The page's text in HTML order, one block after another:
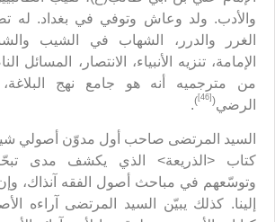
والأدب. ولد وعاش وتوفي في بغداد. له
الغرر والدرر، الشهاب في الشيب
الإمامة، تنزيه الأنبياء، الانتصار، المسائل
من مترجميه أنه هو جامع نهج
الرضي(
[46]
)
.
السيد المرتضى صاحب أول مدوّن أصولي
كتاب <الذريعة> الذي يكشف مدى
وتوسّعهم في مباحث أصول الفقه آنذاك،
إلينا. كذلك يبيّن السيد المرتضى آراءه